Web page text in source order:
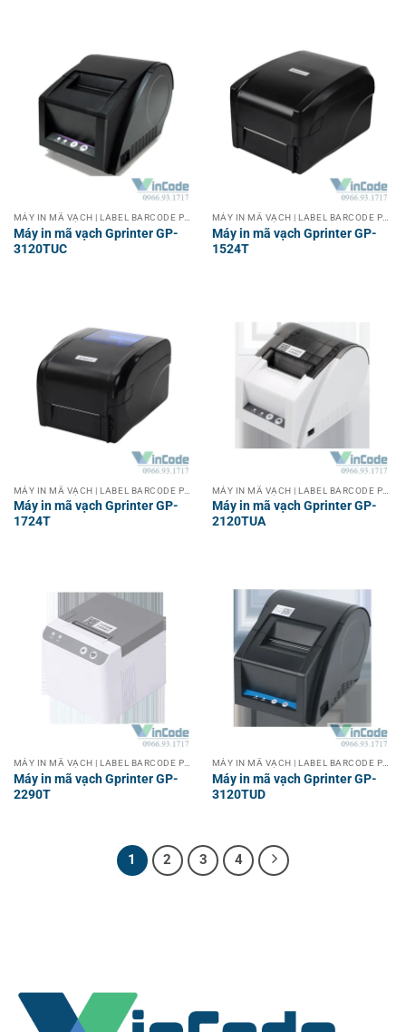
Máy in mã vạch Gprinter GP-
3120TUC
Máy in mã vạch Gprinter GP-
1524T
Máy in mã vạch Gprinter GP-
1724T
Máy in mã vạch Gprinter GP-
2120TUA
Máy in mã vạch Gprinter GP-
2290T
Máy in mã vạch Gprinter GP-
3120TUD
1 2 3 4